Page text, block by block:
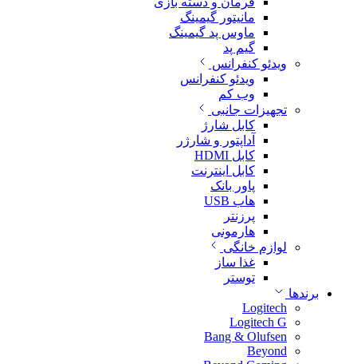
مانیتور گیمینگ
ماوس پد گیمینگ
گیم پد
ویدئو کنفرانس
ویدئو کنفرانس
وب کم
تجهیزات جانبی
کابل شارژ
آداپتور و شارژر
کابل HDMI
کابل اینترنت
پاور بانک
هاب USB
پرزنتر
هارمونی
لوازم خانگی
غذا ساز
توستر
برندها
Logitech
Logitech G
Bang & Olufsen
Beyond